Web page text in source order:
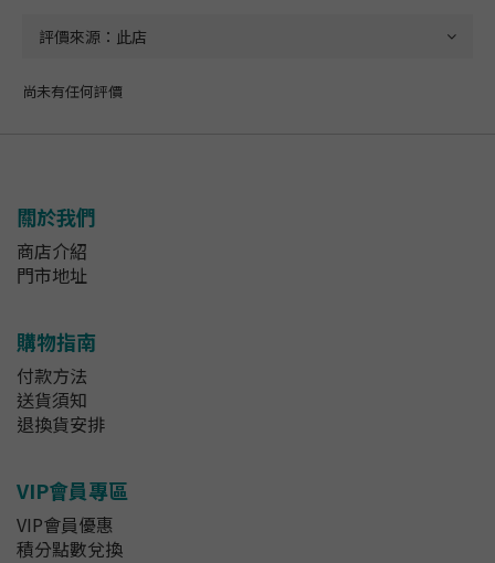
尚未有任何評價
關於我們
商店介紹
門市地址
購物指南
付款方法
送貨須知
退換貨安排
VIP會員專區
VIP會員優惠
積分點數兌換